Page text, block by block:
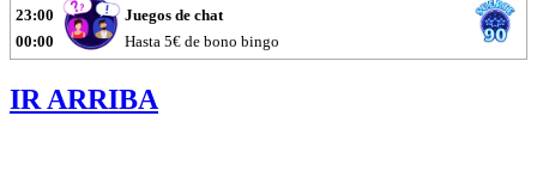
23:00
00:00
Juegos de chat
Hasta 5€ de bono bingo
IR ARRIBA